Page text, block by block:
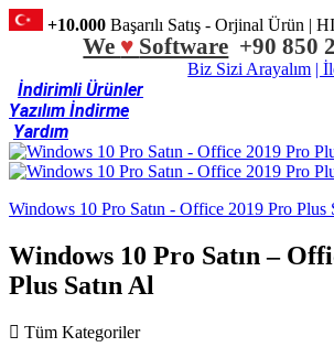
+10.000 Başarılı Satış - Orjinal Ürün |
We ♥ Software +90 850
Biz Sizi Arayalım |
İndirimli Ürünler
Yazılım İndirme
Yardım
Windows 10 Pro Satın - Office 2019 Pro Plus
Windows 10 Pro Satın –
Plus Satın Al
Tüm Kategoriler